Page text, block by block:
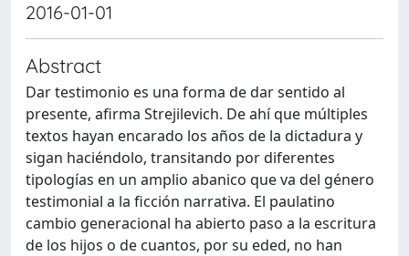
2016-01-01
Abstract
Dar testimonio es una forma de dar sentido al
presente, afirma Strejilevich. De ahí que múltiples
textos hayan encarado los años de la dictadura y
sigan haciéndolo, transitando por diferentes
tipologías en un amplio abanico que va del género
testimonial a la ficción narrativa. El paulatino
cambio generacional ha abierto paso a la escritura
de los hijos o de cuantos, por su eded, no han